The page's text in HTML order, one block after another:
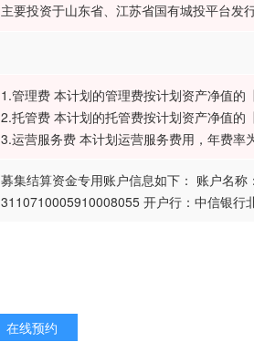
主要投资于山东省、江苏省国有城投平台发
1.管理费 本计划的管理费按计划资产净值的
2.托管费 本计划的托管费按计划资产净值的
3.运营服务费 本计划运营服务费用，年费率
募集结算资金专用账户信息如下： 账户名称
3110710005910008055 开户行：中信银行
在线预约